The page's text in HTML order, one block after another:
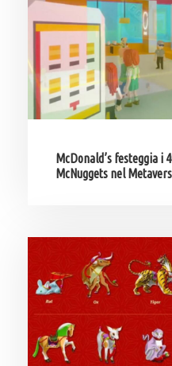
McDonald’s festeggia i
McNuggets nel